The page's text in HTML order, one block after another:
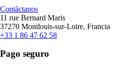
Contáctanos
11 rue Bernard Maris
37270 Montlouis-sur-Loire, Francia
+33 1 86 47 62 58
Pago seguro